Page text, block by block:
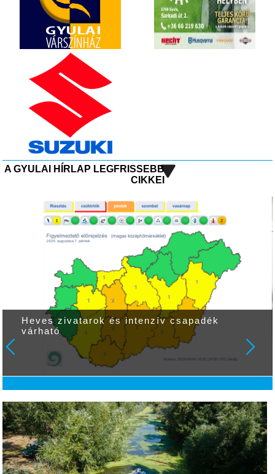
A GYULAI HÍRLAP LEGFRISSEBB
CIKKEI
Heves zivatarok és intenzív csapadék
várható